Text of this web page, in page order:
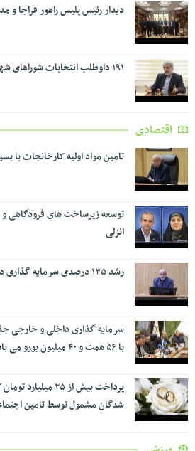
دیدار رئیس پلیس راهور فراجا و
۱۹۱ داوطلب انتخابات شوراهای شهر در رشت ثبت‌نام کردند
اقتصادی
تامین مواد اولیه کارخانجات با
توسعه زیرساخت های فرودگاهی و
انزلی
رشد ۱۳۵ درصدی سرمایه گذاری در حوزه تولید گیلان
با ۵۶ همت و ۴۰ میلیون یورو می باشد
پرداخت بیش از ۲۵
شدگان مشمول توسط تامین